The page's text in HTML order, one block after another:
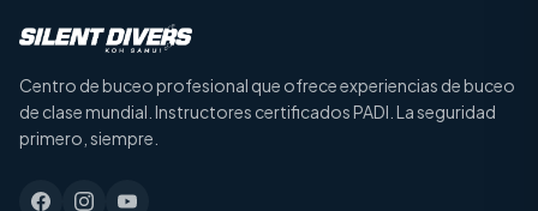
Centro de buceo profesional que ofrece experiencias de buceo
de clase mundial. Instructores certificados PADI. La seguridad
primero, siempre.